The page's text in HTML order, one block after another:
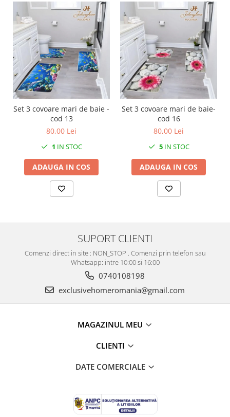
Set 3 covoare mari de baie -
cod 13
80,00 Lei
1 IN STOC
ADAUGA IN COS
Set 3 covoare mari de baie-
cod 16
80,00 Lei
5IN STOC
ADAUGA IN COS
SUPORT CLIENTI
Comenzi direct in site : NON_STOP . Comenzi prin telefon sau
Whatsapp: intre 10:00 si 16:00
0740108198
exclusivehomeromania@gmail.com
MAGAZINUL MEU
CLIENTI
DATE COMERCIALE